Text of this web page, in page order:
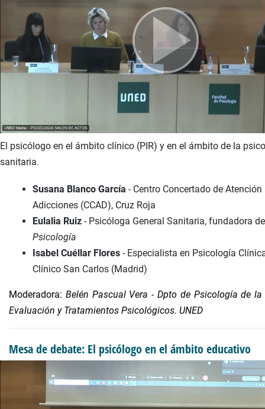
El psicólogo en el ámbito clínico (PIR) y en el ámbito de la
sanitaria.
Susana Blanco García - Centro Concertado de Atención
Adicciones (CCAD), Cruz Roja
Eulalia Ruiz - Psicóloga General Sanitaria, fundadora
Psicología
Isabel Cuéllar Flores - Especialista en Psicología
Clínico San Carlos (Madrid)
Moderadora: Belén Pascual Vera - Dpto de Psicología de la
Evaluación y Tratamientos Psicológicos. UNED
Mesa de debate: El psicólogo en el ámbito educativo